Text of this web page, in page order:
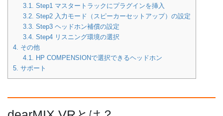
3.1. Step1 マスタートラックにプラグインを挿入
3.2. Step2 入力モード（スピーカーセットアップ）の設定
3.3. Step3 ヘッドホン補償の設定
3.4. Step4 リスニング環境の選択
4. その他
4.1. HP COMPENSIONで選択できるヘッドホン
5. サポート